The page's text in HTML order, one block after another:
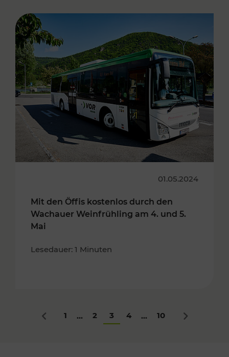
01.05.2024
Mit den Öffis kostenlos durch den
Wachauer Weinfrühling am 4. und 5.
Mai
Lesedauer: 1 Minuten
Zurück
1 ... 2 3 4 ... 10 Nächstes